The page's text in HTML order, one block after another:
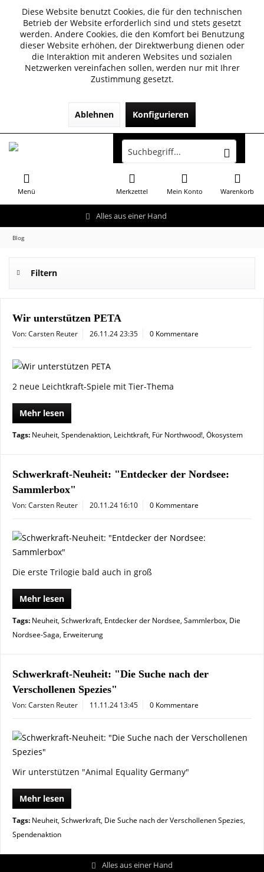
Diese Website benutzt Cookies, die für den technischen
Betrieb der Website erforderlich sind und stets gesetzt
werden. Andere Cookies, die den Komfort bei Benutzung
dieser Website erhöhen, der Direktwerbung dienen oder
die Interaktion mit anderen Websites und sozialen
Netzwerken vereinfachen sollen, werden nur mit Ihrer
Zustimmung gesetzt.
Ablehnen Konfigurieren
Alles aus einer Hand
Menü Warenkorb
Merkzettel Mein Konto
Blog
Filtern
Wir unterstützen PETA
Von: Carsten Reuter 26.11.24 23:35 0 Kommentare
2 neue Leichtkraft-Spiele mit Tier-Thema
Mehr lesen
Tags: Neuheit, Spendenaktion, Leichtkraft, Für Northwood!, Ökosystem
Schwerkraft-Neuheit: "Entdecker der Nordsee:
Sammlerbox"
Von: Carsten Reuter 20.11.24 16:10 0 Kommentare
Die erste Trilogie bald auch in groß
Mehr lesen
Tags: Neuheit, Schwerkraft, Entdecker der Nordsee, Sammlerbox, Die
Nordsee-Saga, Erweiterung
Schwerkraft-Neuheit: "Die Suche nach der
Verschollenen Spezies"
Von: Carsten Reuter 11.11.24 13:45 0 Kommentare
Wir unterstützen "Animal Equality Germany"
Mehr lesen
Tags: Neuheit, Schwerkraft, Die Suche nach der Verschollenen Spezies,
Spendenaktion
Alles aus einer Hand